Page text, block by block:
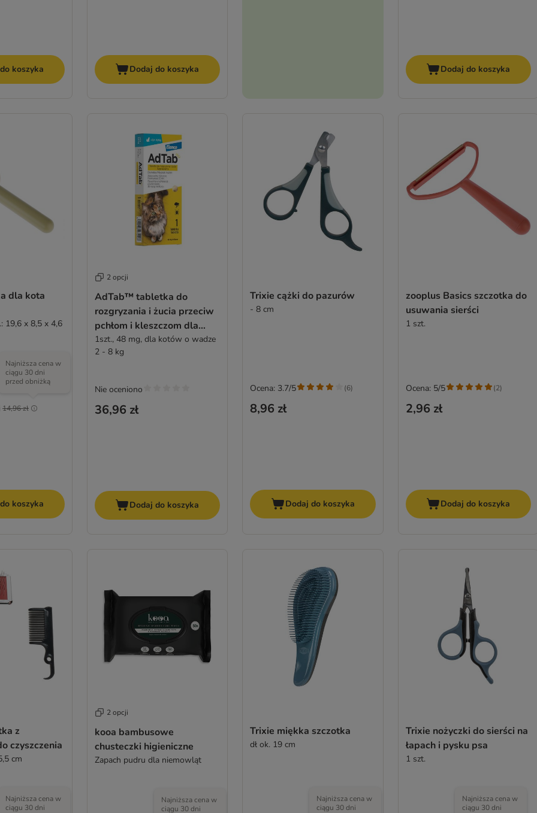
koszyka Dodaj do koszyka Dodaj do koszyka
dla kota
19,6 x 8,5 x 4,6
14,96 zł
Najniższa cena w
ciągu 30 dni
przed obniżką
koszyka
2 opcji
AdTab™ tabletka do
rozgryzania i żucia przeciw
pchłom i kleszczom dla
kotów
1szt., 48 mg, dla kotów o wadze
2 - 8 kg
36,96 zł
Nie oceniono
Dodaj do koszyka
Trixie cążki do pazurów
- 8 cm
8,96 zł
Ocena: 3.7/5 (6)
Dodaj do koszyka
zooplus Basics szczotka do
usuwania sierści
1 szt.
2,96 zł
Ocena: 5/5 (2)
Dodaj do koszyka
z
czyszczenia
cm
Najniższa cena w
ciągu 30 dni
2 opcji
kooa bambusowe
chusteczki higieniczne
Zapach pudru dla niemowląt
Najniższa cena w
ciągu 30 dni
Trixie miękka szczotka
dł ok. 19 cm
Najniższa cena w
ciągu 30 dni
Trixie nożyczki do sierści na
łapach i pysku psa
1 szt.
Najniższa cena w
ciągu 30 dni